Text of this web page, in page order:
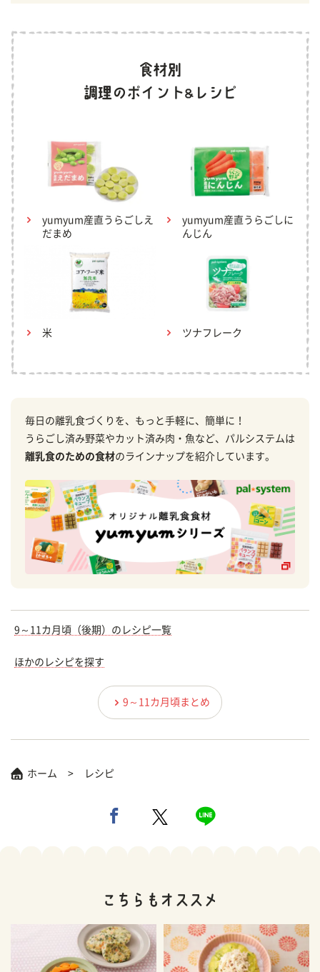
yumyum産直うらごしえ
だまめ
yumyum産直うらごしに
んじん
米 ツナフレーク
毎日の離乳食づくりを、もっと手軽に、簡単に！
うらごし済み野菜やカット済み肉・魚など、パルシステムは
離乳食のための食材のラインナップを紹介しています。
9～11カ月頃（後期）のレシピ一覧
ほかのレシピを探す
9～11カ月頃まとめ
ホーム レシピ